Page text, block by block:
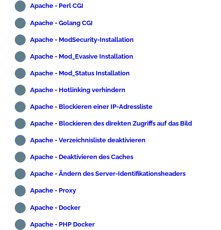
Apache - Perl CGI
Apache - Golang CGI
Apache - ModSecurity-Installation
Apache - Mod_Evasive Installation
Apache - Mod_Status Installation
Apache - Hotlinking verhindern
Apache - Blockieren einer IP-Adressliste
Apache - Blockieren des direkten Zugriffs auf das Bild
Apache - Verzeichnisliste deaktivieren
Apache - Deaktivieren des Caches
Apache - Ändern des Server-Identifikationsheaders
Apache - Proxy
Apache - Docker
Apache - PHP Docker